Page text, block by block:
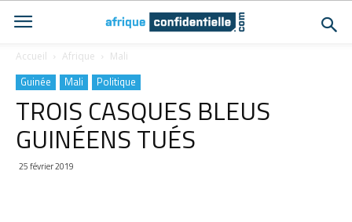
Accueil Afrique Mali
Guinée Mali Politique
TROIS CASQUES BLEUS
GUINÉENS TUÉS
25 février 2019